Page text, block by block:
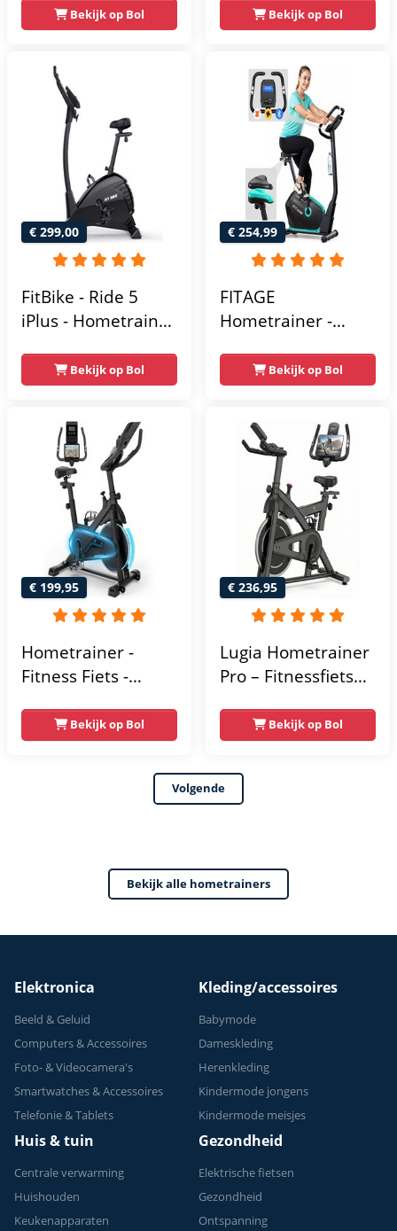
Magnetische Fiets -
Hartslagsensoren -
Gemakkelijk te
transporteren -
Antislippedalen -
Homegym -
Stabiele structuur -
gebruikersgewicht
110 kg - Zwart en
Blauw
Bekijk op Bol
weerstandsniveaus
- Tablethouder -
Hartslagfunctie en
transportwielen
Bekijk op Bol
€ 299,00
FitBike - Ride 5
iPlus - Hometrainer
Trainingsprogramma's
- Hartslagsensoren
Bekijk op Bol
€ 254,99
FITAGE
Hometrainer -
Weerstandsniveaus
- Tablethouder
voor Bluetooth
Kinomap & Zwift -
Fiets Lage Instap,
Ergonomisch & Stil
- Hometrainers
Fitness voor Thuis
Bekijk op Bol
€ 199,95
Hometrainer -
Fitness Fiets -
Vliegwiel -
Hartslagmeter -
Incl App - Extreem
Bekijk op Bol
€ 236,95
Lugia Hometrainer
Pro – Fitnessfiets
Gebruikers –
Premium Vering &
Demping – Extra
Soepel & Stil –
Bekijk op Bol
Volgende
Bekijk alle hometrainers
Elektronica
Beeld & Geluid
Computers & Accessoires
Foto- & Videocamera's
Smartwatches & Accessoires
Telefonie & Tablets
Kleding/accessoires
Babymode
Dameskleding
Herenkleding
Kindermode jongens
Kindermode meisjes
Huis & tuin
Centrale verwarming
Huishouden
Keukenapparaten
Gezondheid
Elektrische fietsen
Gezondheid
Ontspanning